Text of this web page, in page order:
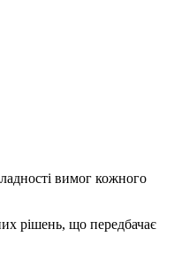
вимог кожного
рішень, що передбачає